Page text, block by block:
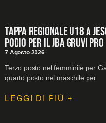
Tappa regionale U18 a
podio per il JBA GRUVI Pro
7 Agosto 2026
Terzo posto nel femminile per
quarto posto nel maschile per
LEGGI DI PIÙ +